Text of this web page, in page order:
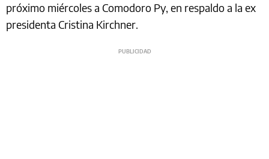
próximo miércoles a Comodoro Py, en respaldo a la ex
presidenta Cristina Kirchner.